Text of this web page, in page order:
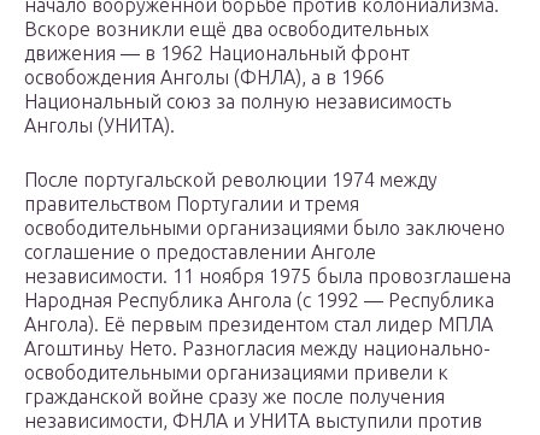
начало вооружённой борьбе против колониализма.
Вскоре возникли ещё два освободительных
движения — в 1962 Национальный фронт
освобождения Анголы (ФНЛА), а в 1966
Национальный союз за полную независимость
Анголы (УНИТА).
После португальской революции 1974 между
правительством Португалии и тремя
освободительными организациями было заключено
соглашение о предоставлении Анголе
независимости. 11 ноября 1975 была провозглашена
Народная Республика Ангола (с 1992 — Республика
Ангола). Её первым президентом стал лидер МПЛА
Агоштиньу Нето. Разногласия между национально-
освободительными организациями привели к
гражданской войне сразу же после получения
независимости, ФНЛА и УНИТА выступили против